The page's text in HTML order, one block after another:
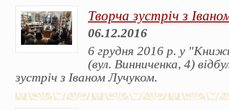
Творча зустріч з
06.12.2016
6 грудня 2016 р. у
(вул. Винниченка, 4)
зустріч з Іваном Лучуком.